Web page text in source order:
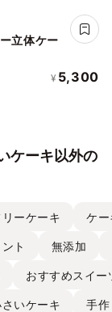
立体ケー
¥ 5,300
ケーキ以外の
ーケーキ ケ
ト 無添加
おすすめスイー
いケーキ 手